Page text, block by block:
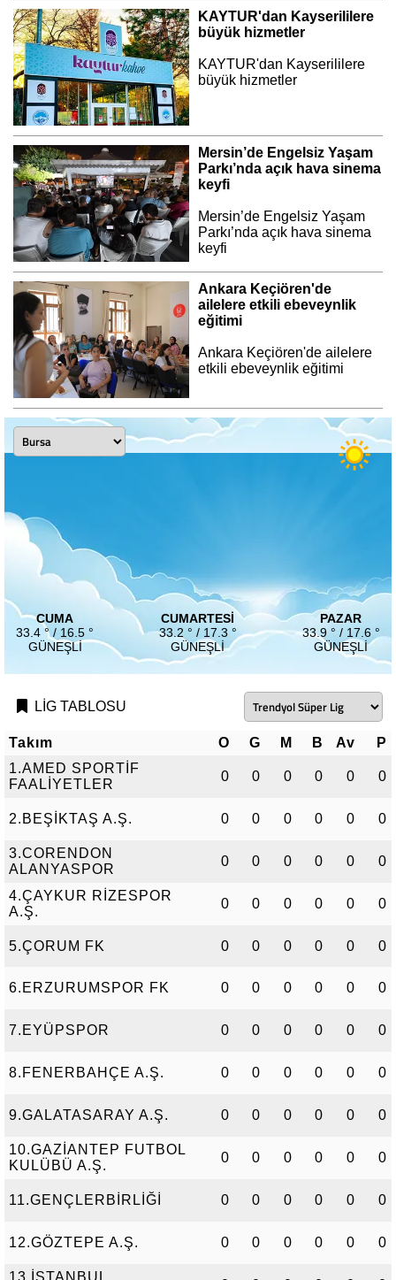
KAYTUR'dan Kayserililere
büyük hizmetler
KAYTUR'dan Kayserililere
büyük hizmetler
Mersin’de Engelsiz Yaşam
Parkı’nda açık hava sinema
keyfi
Mersin’de Engelsiz Yaşam
Parkı’nda açık hava sinema
keyfi
Ankara Keçiören'de
ailelere etkili ebeveynlik
eğitimi
Ankara Keçiören'de ailelere
etkili ebeveynlik eğitimi
CUMA
33.4 ° / 16.5 °
GÜNEŞLI
CUMARTESI
33.2 ° / 17.3 °
GÜNEŞLI
PAZAR
33.9 ° / 17.6 °
GÜNEŞLI
LİG TABLOSU
Takım O G M B Av
P
1.AMED SPORTİF
FAALİYETLER
0 0 0 0 0 0
2.BEŞİKTAŞ A.Ş. 0 0 0 0 0 0
3.CORENDON
ALANYASPOR
0 0 0 0 0 0
4.ÇAYKUR RİZESPOR
A.Ş.
0 0 0 0 0 0
5.ÇORUM FK 0 0 0 0 0 0
6.ERZURUMSPOR FK 0 0 0 0 0 0
7.EYÜPSPOR 0 0 0 0 0 0
8.FENERBAHÇE A.Ş. 0 0 0 0 0 0
9.GALATASARAY A.Ş. 0 0 0 0 0 0
10.GAZİANTEP FUTBOL
KULÜBÜ A.Ş.
0 0 0 0 0 0
11.GENÇLERBİRLİĞİ 0 0 0 0 0 0
12.GÖZTEPE A.Ş. 0 0 0 0 0 0
13.İSTANBUL